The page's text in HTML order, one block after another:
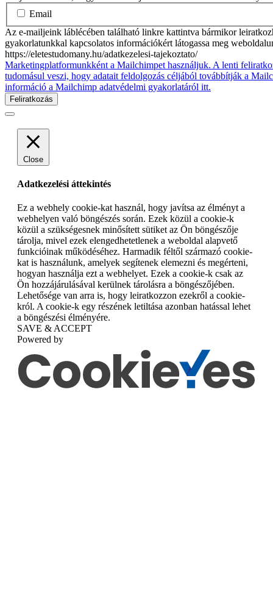
Email
Az e-mailjeink láblécében található linkre kattintva bármikor
gyakorlatunkkal kapcsolatos információkért látogassa meg
https://eletestudomany.hu/adatkezelesi-tajekoztato/
Marketingplatformunkként a Mailchimpet használjuk. A lenti
tudomásul veszi, hogy adatait feldolgozás céljából továbbítják a
információ a Mailchimp adatvédelmi gyakorlatáról itt.
Close
Adatkezelési áttekintés
Ez a webhely cookie-kat használ, hogy javítsa az élményt a
webhelyen való böngészés során. Ezek közül a cookie-k
közül a szükségesnek minősített sütiket az Ön böngészője
tárolja, mivel ezek elengedhetetlenek a weboldal alapvető
funkcióinak működéséhez. Harmadik féltől származó cookie-
kat is használunk, amelyek segítenek elemezni és megérteni,
hogyan használja ezt a webhelyet. Ezek a cookie-k csak az
Ön hozzájárulásával kerülnek tárolásra a böngészőjében.
Lehetősége van arra is, hogy leiratkozzon ezekről a cookie-
król. A cookie-k egy részének letiltása azonban hatással lehet
a böngészési élményére.
SAVE & ACCEPT
Powered by